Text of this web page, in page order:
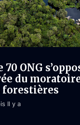
70 ONG
du
forestières
Il y a